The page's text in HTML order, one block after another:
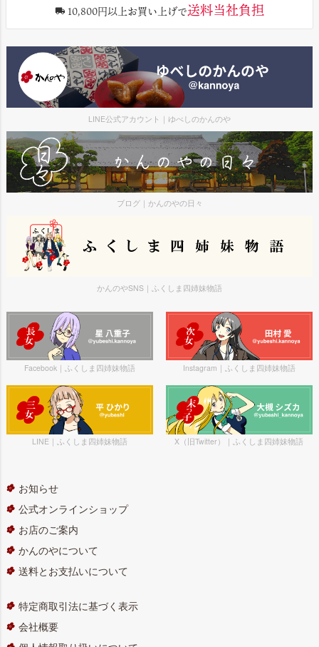
10,800円以上お買い上げで送料当社負担
LINE公式アカウント｜ゆべしのかんのや
ブログ｜かんのやの日々
かんのやSNS｜ふくしま四姉妹物語
Facebook｜ふくしま四姉妹物語 Instagram｜ふくしま四姉妹物語
LINE｜ふくしま四姉妹物語 X（旧Twitter）｜ふくしま四姉妹物語
特定商取引法に基づく表示
会社概要
お知らせ
公式オンラインショップ
お店のご案内
かんのやについて
送料とお支払いについて